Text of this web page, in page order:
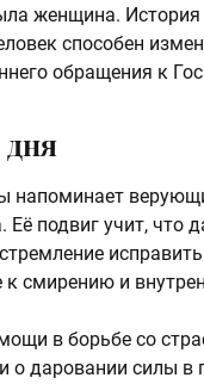
женщина.
способен
обращения к
напоминает
подвиг учит, что
смирению и
в борьбе со
о даровании силы в